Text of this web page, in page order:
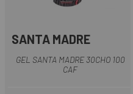
SANTA MADRE
GEL SANTA MADRE 30CHO 100
CAF